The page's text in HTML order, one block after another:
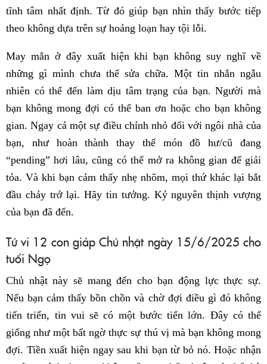
tĩnh tâm nhất định. Từ đó giúp bạn nhìn thấy bước tiếp
theo không dựa trên sự hoảng loạn hay tội lỗi.
May mắn ở đây xuất hiện khi bạn không suy nghĩ về
những gì mình chưa thể sửa chữa. Một tin nhắn ngẫu
nhiên có thể đến làm dịu tâm trạng của bạn. Người mà
bạn không mong đợi có thể ban ơn hoặc cho bạn không
gian. Ngay cả một sự điều chỉnh nhỏ đối với ngôi nhà của
bạn, như hoàn thành thay thế món đồ hư/cũ đang
“pending” hơi lâu, cũng có thể mở ra không gian để giải
tỏa. Và khi bạn cảm thấy nhẹ nhõm, mọi thứ khác lại bắt
đầu chảy trở lại. Hãy tin tưởng. Kỷ nguyên thịnh vượng
của bạn đã đến.
Tử vi 12 con giáp Chủ nhật ngày 15/6/2025 cho
tuổi Ngọ
Chủ nhật này sẽ mang đến cho bạn động lực thực sự.
Nếu bạn cảm thấy bồn chồn và chờ đợi điều gì đó không
tiến triển, tin vui sẽ có một bước tiến lớn. Đây có thể
giống như một bất ngờ thực sự thú vị mà bạn không mong
đợi. Tiền xuất hiện ngay sau khi bạn từ bỏ nó. Hoặc nhận